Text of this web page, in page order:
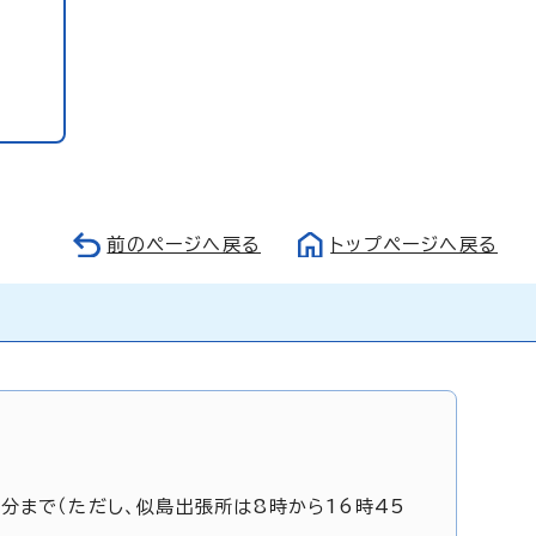
前のページへ戻る トップページへ戻る
で（ただし、似島出張所は8時から16時45